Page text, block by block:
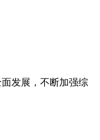
发展，不断加强综